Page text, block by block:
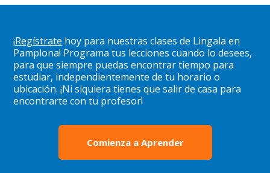
¡Regístrate hoy para nuestras clases de Lingala en
Pamplona! Programa tus lecciones cuando lo desees,
para que siempre puedas encontrar tiempo para
estudiar, independientemente de tu horario o
ubicación. ¡Ni siquiera tienes que salir de casa para
encontrarte con tu profesor!
Comienza a Aprender